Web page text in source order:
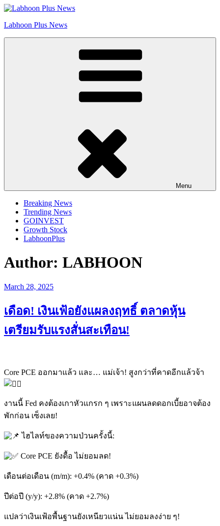
Skip
content
Labhoon Plus News
Menu
Breaking News
Trending News
GOINVEST
Growth Stock
LabhoonPlus
Author: LABHOON
Posted
March 28, 2025
เดือด! เงินเฟ้อยังแผลงฤทธิ์ ตลาดหุ้น
เตรียมรับแรงสั่นสะเทือน!
Core PCE ออกมาแล้ว และ… แม่เจ้า! สูงกว่าที่คาดอีกแล้วจ้า
งานนี้ Fed คงต้องเกาหัวแกรก ๆ เพราะแผนลดดอกเบี้ยอาจต้อง
พักก่อน เซ็งเลย!
ไฮไลท์ของความป่วนครั้งนี้:
Core PCE ยังดื้อ ไม่ยอมลด!
เดือนต่อเดือน (m/m): +0.4% (คาด +0.3%)
ปีต่อปี (y/y): +2.8% (คาด +2.7%)
แปลว่าเงินเฟ้อพื้นฐานยังเหนียวแน่น ไม่ยอมลงง่าย ๆ!